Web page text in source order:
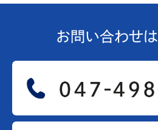
お問い合わせは